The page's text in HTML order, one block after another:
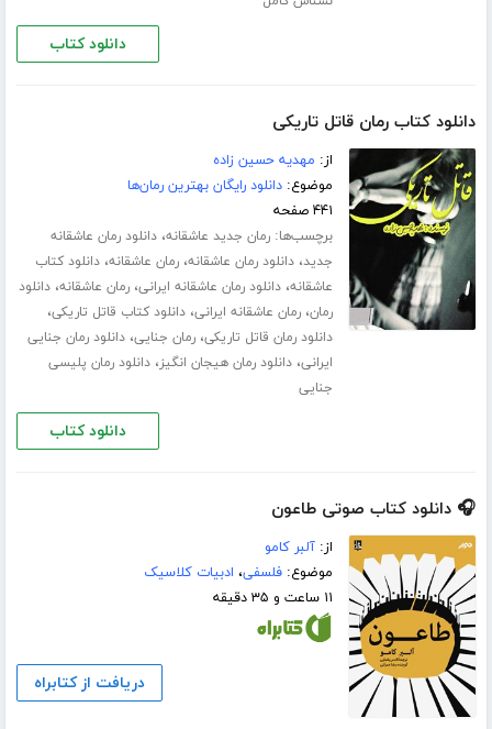
دانلود کتاب
دانلود کتاب رمان قاتل تاریکی
از: مهدیه حسین زاده
موضوع:دانلود رایگان بهترین رمان‌ها
۴۴۱ صفحه
برچسب‌ها:رمان جدید عاشقانه،دانلود رمان عاشقانه
جدید،دانلود رمان عاشقانه،رمان عاشقانه،دانلود کتاب
عاشقانه،دانلود رمان عاشقانه ایرانی،رمان عاشقانه،دانلود
رمان،رمان عاشقانه ایرانی،دانلود کتاب قاتل تاریکی،
دانلود رمان قاتل تاریکی،رمان جنایی،دانلود رمان جنایی
ایرانی،دانلود رمان هیجان انگیز،دانلود رمان پلیسی
جنایی
دانلود کتاب
🎧 دانلود کتاب صوتی طاعون
از:آلبر کامو
موضوع:فلسفی، ادبیات کلاسیک
۱۱ ساعت و ۳۵ دقیقه
دریافت از کتابراه